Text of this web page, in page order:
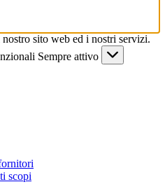
sito web ed i nostri servizi.
Sempre attivo
scopi